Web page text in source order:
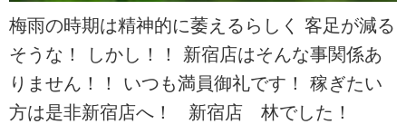
梅雨の時期は精神的に萎えるらしく 客足が減る
そうな！ しかし！！ 新宿店はそんな事関係あ
りません！！ いつも満員御礼です！ 稼ぎたい
方は是非新宿店へ！ 新宿店 林でした！